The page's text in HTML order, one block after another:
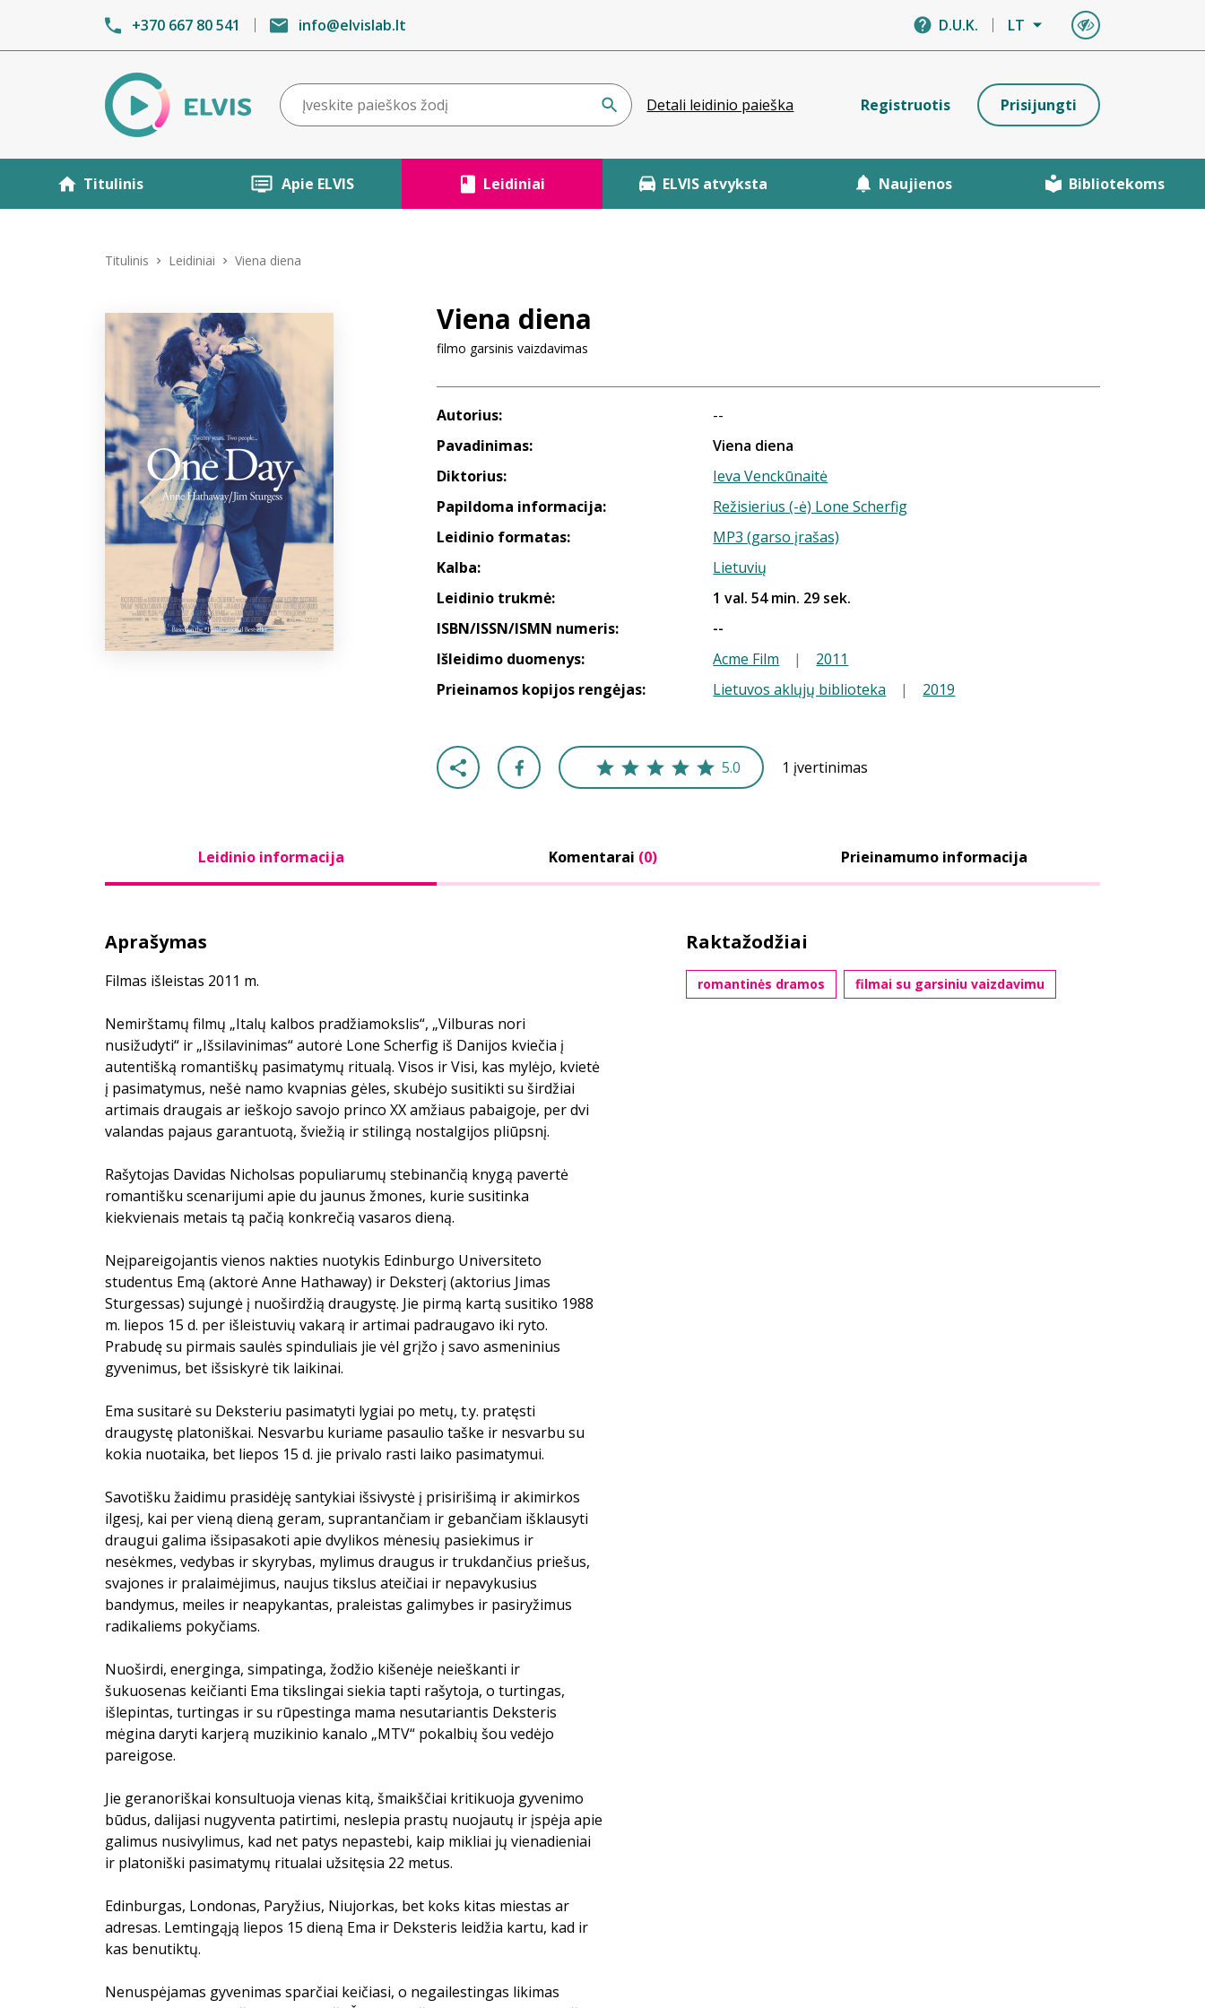
+370 667 80 541 info@elvislab.lt D.U.K. LT
Detali leidinio paieška Registruotis Prisijungti
Titulinis Apie ELVIS Leidiniai ELVIS atvyksta Naujienos Bibliotekoms
Titulinis Leidiniai Viena diena
Viena diena
filmo garsinis vaizdavimas
Autorius:
--
Pavadinimas:
Viena diena
Diktorius:
Ieva Venckūnaitė
Papildoma informacija:
Režisierius (-ė) Lone Scherfig
Leidinio formatas:
MP3 (garso įrašas)
Kalba:
Lietuvių
Leidinio trukmė:
1 val. 54 min. 29 sek.
ISBN/ISSN/ISMN numeris:
--
Išleidimo duomenys:
Acme Film |
2011
Prieinamos kopijos rengėjas:
Lietuvos aklųjų biblioteka | 2019
5.0 1 įvertinimas
Leidinio informacija Komentarai (0) Prieinamumo informacija
Aprašymas
Filmas išleistas 2011 m.
Nemirštamų filmų „Italų kalbos pradžiamokslis“, „Vilburas nori
nusižudyti“ ir „Išsilavinimas“ autorė Lone Scherfig iš Danijos kviečia į
autentišką romantiškų pasimatymų ritualą. Visos ir Visi, kas mylėjo, kvietė
į pasimatymus, nešė namo kvapnias gėles, skubėjo susitikti su širdžiai
artimais draugais ar ieškojo savojo princo XX amžiaus pabaigoje, per dvi
valandas pajaus garantuotą, šviežią ir stilingą nostalgijos pliūpsnį.
Rašytojas Davidas Nicholsas populiarumų stebinančią knygą pavertė
romantišku scenarijumi apie du jaunus žmones, kurie susitinka
kiekvienais metais tą pačią konkrečią vasaros dieną.
Neįpareigojantis vienos nakties nuotykis Edinburgo Universiteto
studentus Emą (aktorė Anne Hathaway) ir Deksterį (aktorius Jimas
Sturgessas) sujungė į nuoširdžią draugystę. Jie pirmą kartą susitiko 1988
m. liepos 15 d. per išleistuvių vakarą ir artimai padraugavo iki ryto.
Prabudę su pirmais saulės spinduliais jie vėl grįžo į savo asmeninius
gyvenimus, bet išsiskyrė tik laikinai.
Ema susitarė su Deksteriu pasimatyti lygiai po metų, t.y. pratęsti
draugystę platoniškai. Nesvarbu kuriame pasaulio taške ir nesvarbu su
kokia nuotaika, bet liepos 15 d. jie privalo rasti laiko pasimatymui.
Savotišku žaidimu prasidėję santykiai išsivystė į prisirišimą ir akimirkos
ilgesį, kai per vieną dieną geram, suprantančiam ir gebančiam išklausyti
draugui galima išsipasakoti apie dvylikos mėnesių pasiekimus ir
nesėkmes, vedybas ir skyrybas, mylimus draugus ir trukdančius priešus,
svajones ir pralaimėjimus, naujus tikslus ateičiai ir nepavykusius
bandymus, meiles ir neapykantas, praleistas galimybes ir pasiryžimus
radikaliems pokyčiams.
Nuoširdi, energinga, simpatinga, žodžio kišenėje neieškanti ir
šukuosenas keičianti Ema tikslingai siekia tapti rašytoja, o turtingas,
išlepintas, turtingas ir su rūpestinga mama nesutariantis Deksteris
mėgina daryti karjerą muzikinio kanalo „MTV“ pokalbių šou vedėjo
pareigose.
Jie geranoriškai konsultuoja vienas kitą, šmaikščiai kritikuoja gyvenimo
būdus, dalijasi nugyventa patirtimi, neslepia prastų nuojautų ir įspėja apie
galimus nusivylimus, kad net patys nepastebi, kaip mikliai jų vienadieniai
ir platoniški pasimatymų ritualai užsitęsia 22 metus.
Edinburgas, Londonas, Paryžius, Niujorkas, bet koks kitas miestas ar
adresas. Lemtingąją liepos 15 dieną Ema ir Deksteris leidžia kartu, kad ir
kas benutiktų.
Nenuspėjamas gyvenimas sparčiai keičiasi, o negailestingas likimas
Raktažodžiai
romantinės dramos filmai su garsiniu vaizdavimu